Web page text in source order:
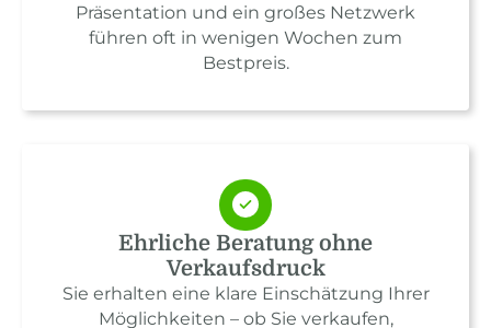
Präsentation und ein großes Netzwerk
führen oft in wenigen Wochen zum
Bestpreis.
Ehrliche Beratung ohne
Verkaufsdruck
Sie erhalten eine klare Einschätzung Ihrer
Möglichkeiten – ob Sie verkaufen,